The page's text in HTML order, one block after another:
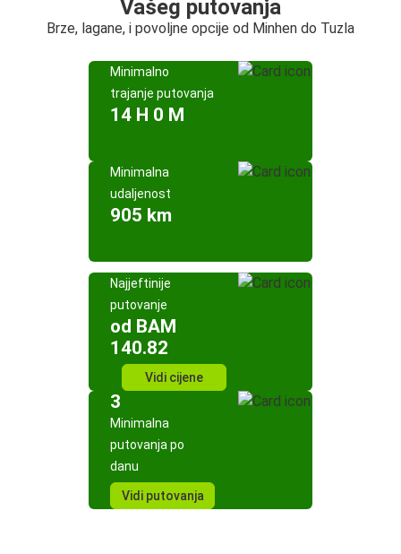
Vašeg putovanja
Brze, lagane, i povoljne opcije od Minhen do Tuzla
Minimalno
trajanje putovanja
14 H 0 M
Minimalna
udaljenost
905 km
Najjeftinije
putovanje
od BAM
140.82
Vidi cijene
3
Minimalna
putovanja po
danu
Vidi putovanja